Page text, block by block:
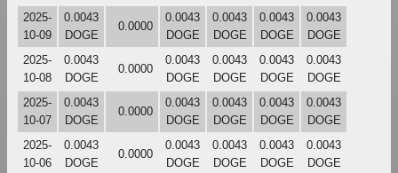
2025-
10-09
0.0043
DOGE
0.0000
0.0043
DOGE
0.0043
DOGE
0.0043
DOGE
0.0043
DOGE
2025-
10-08
0.0043
DOGE
0.0000
0.0043
DOGE
0.0043
DOGE
0.0043
DOGE
0.0043
DOGE
2025-
10-07
0.0043
DOGE
0.0000
0.0043
DOGE
0.0043
DOGE
0.0043
DOGE
0.0043
DOGE
2025-
10-06
0.0043
DOGE
0.0000
0.0043
DOGE
0.0043
DOGE
0.0043
DOGE
0.0043
DOGE